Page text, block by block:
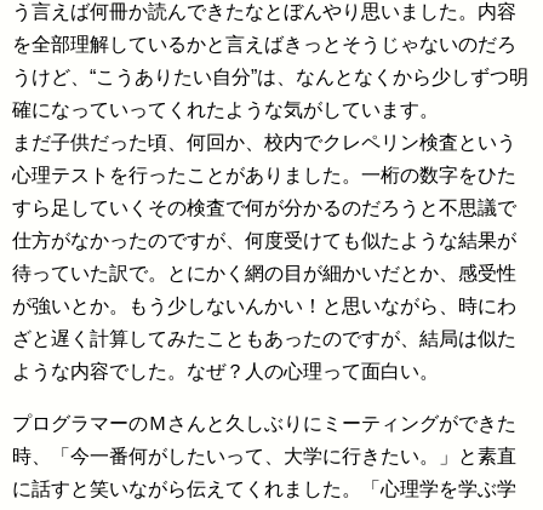
う言えば何冊か読んできたなとぼんやり思いました。内容
を全部理解しているかと言えばきっとそうじゃないのだろ
うけど、“こうありたい自分”は、なんとなくから少しずつ明
確になっていってくれたような気がしています。
まだ子供だった頃、何回か、校内でクレペリン検査という
心理テストを行ったことがありました。一桁の数字をひた
すら足していくその検査で何が分かるのだろうと不思議で
仕方がなかったのですが、何度受けても似たような結果が
待っていた訳で。とにかく網の目が細かいだとか、感受性
が強いとか。もう少しないんかい！と思いながら、時にわ
ざと遅く計算してみたこともあったのですが、結局は似た
ような内容でした。なぜ？人の心理って面白い。
プログラマーのＭさんと久しぶりにミーティングができた
時、「今一番何がしたいって、大学に行きたい。」と素直
に話すと笑いながら伝えてくれました。「心理学を学ぶ学